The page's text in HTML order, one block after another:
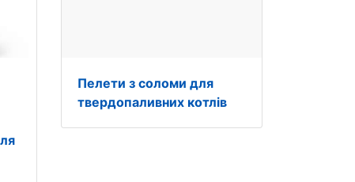
Пелети з соломи для
твердопаливних котлів